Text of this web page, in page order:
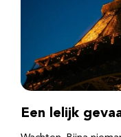
Een lelijk